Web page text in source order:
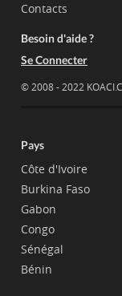
Contacts
Besoin d'aide ?
Se Connecter
© 2008 - 2022
Pays
Côte d'Ivoire
Burkina Faso
Gabon
Congo
Sénégal
Bénin